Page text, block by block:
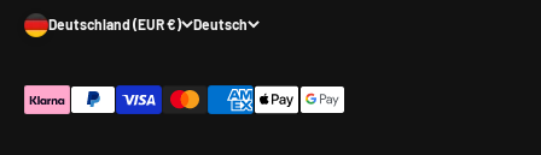
Deutschland (EUR €) Deutsch